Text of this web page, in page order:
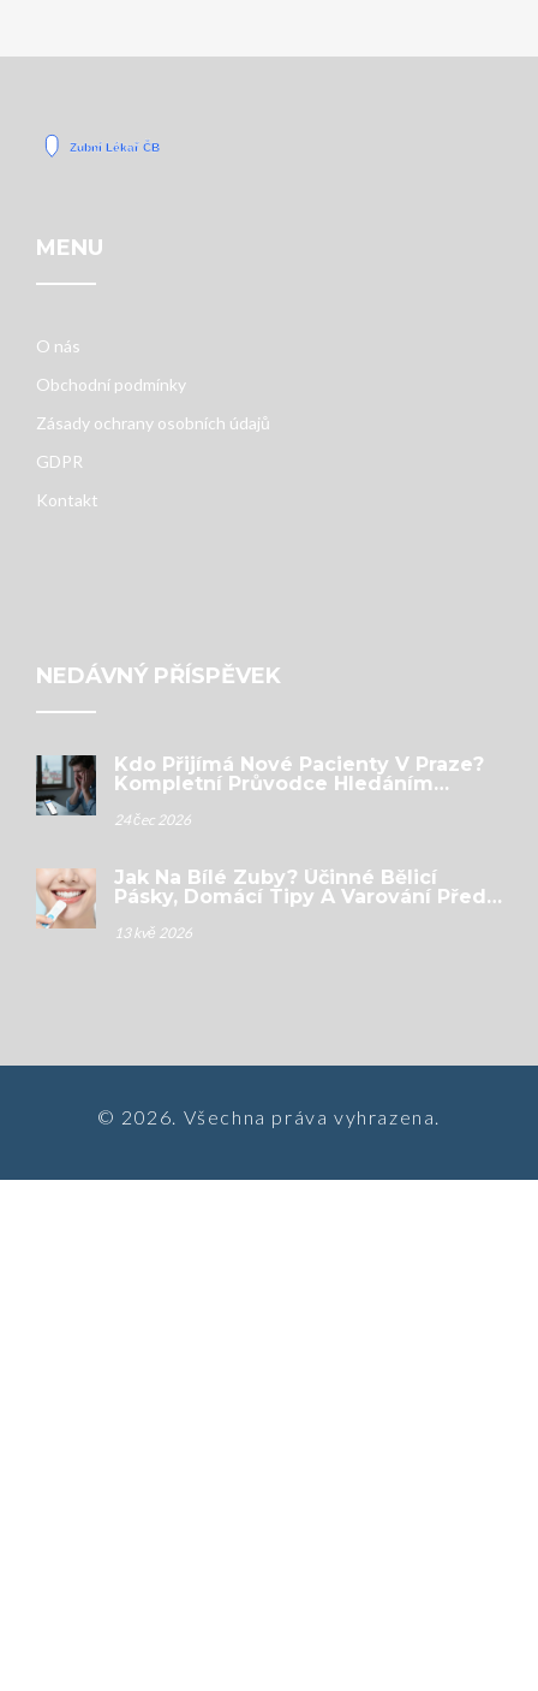
MENU
O nás
Obchodní podmínky
Zásady ochrany osobních údajů
GDPR
Kontakt
NEDÁVNÝ PŘÍSPĚVEK
Kdo Přijímá Nové Pacienty V Praze?
Kompletní Průvodce Hledáním
24 čec 2026
Jak Na Bílé Zuby? Účinné Bělicí
Pásky, Domácí Tipy A Varování Před
13 kvě 2026
© 2026. Všechna práva vyhrazena.